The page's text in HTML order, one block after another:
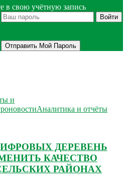
в свою учётную запись
и
Аналитика и отчёты
ДЕРЕВЕНЬ
КАЧЕСТВО
РАЙОНАХ